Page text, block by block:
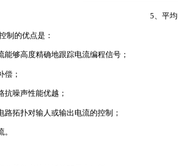
5、平
控制的优点是：
能够高度精确地跟踪电流编程信号；
补偿；
抗噪声性能优越；
路拓扑对输人或输出电流的控制；
流。